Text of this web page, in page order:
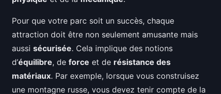
Pour que votre parc soit un succès, chaque
attraction doit être non seulement amusante mais
aussi sécurisée. Cela implique des notions
d’équilibre, de force et de résistance des
matériaux. Par exemple, lorsque vous construisez
une montagne russe, vous devez tenir compte de la